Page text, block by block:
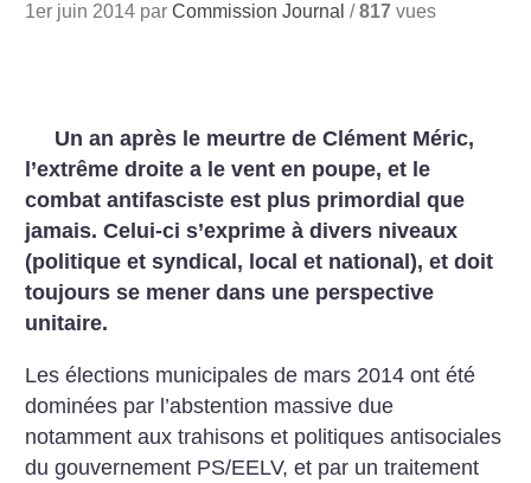
1er juin 2014 parCommission Journal /817 vues
Un an après le meurtre de Clément Méric,
l’extrême droite a le vent en poupe, et le
combat antifasciste est plus primordial que
jamais. Celui-ci s’exprime à divers niveaux
(politique et syndical, local et national), et doit
toujours se mener dans une perspective
unitaire.
Les élections municipales de mars 2014 ont été
dominées par l’abstention massive due
notamment aux trahisons et politiques antisociales
du gouvernement PS/EELV, et par un traitement